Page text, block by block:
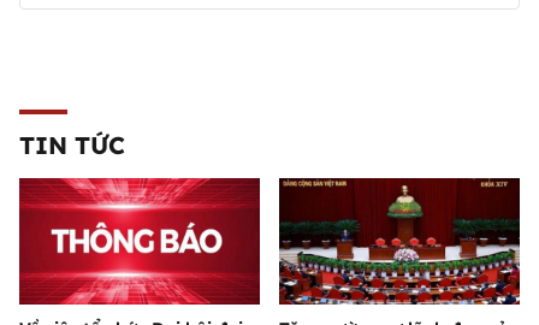
TIN TỨC